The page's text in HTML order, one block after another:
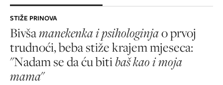
STIŽE PRINOVA
Bivšamanekenka i psihologinjao prvoj
trudnoći, beba stiže krajem mjeseca:
"Nadam se da ću bitibaš kao i moja
mama"